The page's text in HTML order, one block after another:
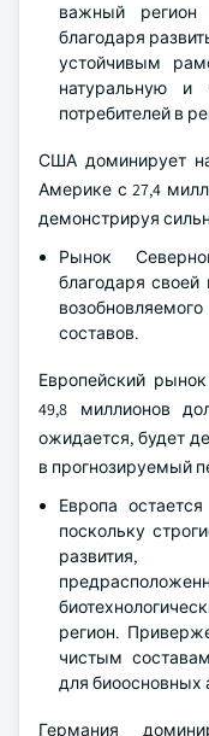
важный регион
благодаря
устойчивым
натуральную
потребителей в
США доминирует
Америке с 27,4
демонстрируя
Рынок
благодаря своей
составов.
Европейский
49,8 миллионов
ожидается, будет
в прогнозируемый
Европа
поскольку
развития,
регион.
чистым
для биоосновных
Германия